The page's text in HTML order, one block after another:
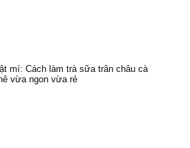
mí: Cách làm trà sữa trân châu cà
vừa ngon vừa rẻ